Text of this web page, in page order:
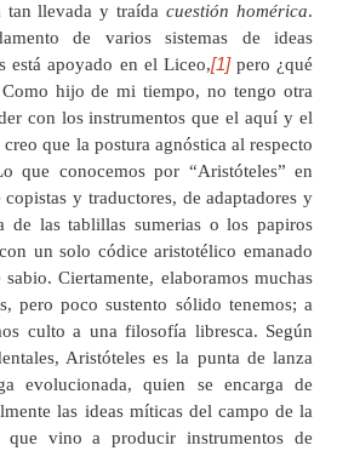
tan llevada y traídacuestión homérica.
de varios sistemas de ideas
está apoyado en el Liceo,[1]pero ¿qué
hijo de mi tiempo, no tengo otra
con los instrumentos que el aquí y el
que la postura agnóstica al respecto
que conocemos por “Aristóteles” en
y traductores, de adaptadores y
de las tablillas sumerias o los papiros
un solo códice aristotélico emanado
Ciertamente, elaboramos muchas
pero poco sustento sólido tenemos; a
culto a una filosofía libresca. Según
Aristóteles es la punta de lanza
evolucionada, quien se encarga de
las ideas míticas del campo de la
que vino a producir instrumentos de